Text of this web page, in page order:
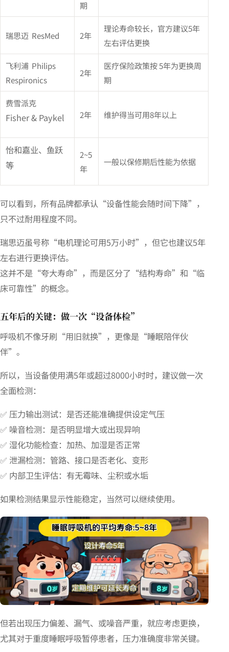
期
瑞思迈 ResMed 2年
理论寿命较长，官方建议5年
左右评估更换
飞利浦 Philips
Respironics
2年
医疗保险政策按 5年为更换周
期
费雪派克
Fisher & Paykel 2年 维护得当可用8年以上
怡和嘉业、鱼跃
等
2~5
年
一般以保修期后性能为依据
可以看到，所有品牌都承认“设备性能会随时间下降”，
只不过耐用程度不同。
瑞思迈虽号称“电机理论可用5万小时”，但它也建议5年
左右进行更换评估。
这并不是“夸大寿命”，而是区分了“结构寿命”和“临
床可靠性”的概念。
五年后的关键：做一次“设备体检”
呼吸机不像牙刷“用旧就换”，更像是“睡眠陪伴伙
伴”。
所以，当设备使用满5年或超过8000小时时，建议做一次
全面检测：
✅ 压力输出测试：是否还能准确提供设定气压
✅ 噪音检测：是否明显增大或出现异响
✅ 湿化功能检查：加热、加湿是否正常
✅ 泄漏检测：管路、接口是否老化、变形
✅ 内部卫生评估：有无霉味、尘积或水垢
如果检测结果显示性能稳定，当然可以继续使用。
但若出现压力偏差、漏气、或噪音严重，就应考虑更换，
尤其对于重度睡眠呼吸暂停患者，压力准确度非常关键。